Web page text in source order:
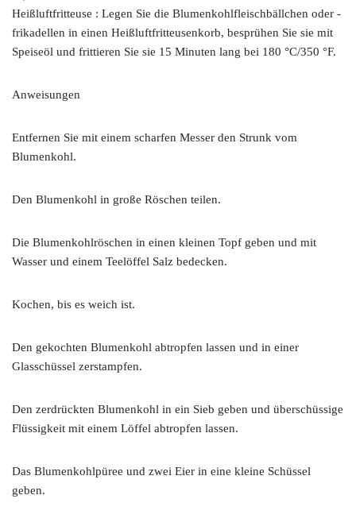
Heißluftfritteuse : Legen Sie die Blumenkohlfleischbällchen oder -
frikadellen in einen Heißluftfritteusenkorb, besprühen Sie sie mit
Speiseöl und frittieren Sie sie 15 Minuten lang bei 180 °C/350 °F.
Anweisungen
Entfernen Sie mit einem scharfen Messer den Strunk vom
Blumenkohl.
Den Blumenkohl in große Röschen teilen.
Die Blumenkohlröschen in einen kleinen Topf geben und mit
Wasser und einem Teelöffel Salz bedecken.
Kochen, bis es weich ist.
Den gekochten Blumenkohl abtropfen lassen und in einer
Glasschüssel zerstampfen.
Den zerdrückten Blumenkohl in ein Sieb geben und überschüssige
Flüssigkeit mit einem Löffel abtropfen lassen.
Das Blumenkohlpüree und zwei Eier in eine kleine Schüssel
geben.